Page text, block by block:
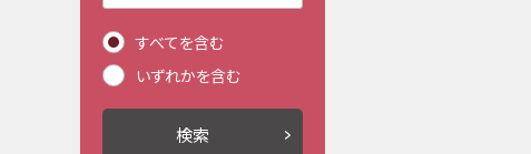
すべてを含む
いずれかを含む
検索